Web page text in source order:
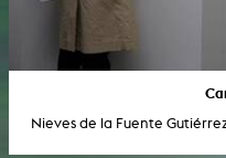
Nieves de la Fuente